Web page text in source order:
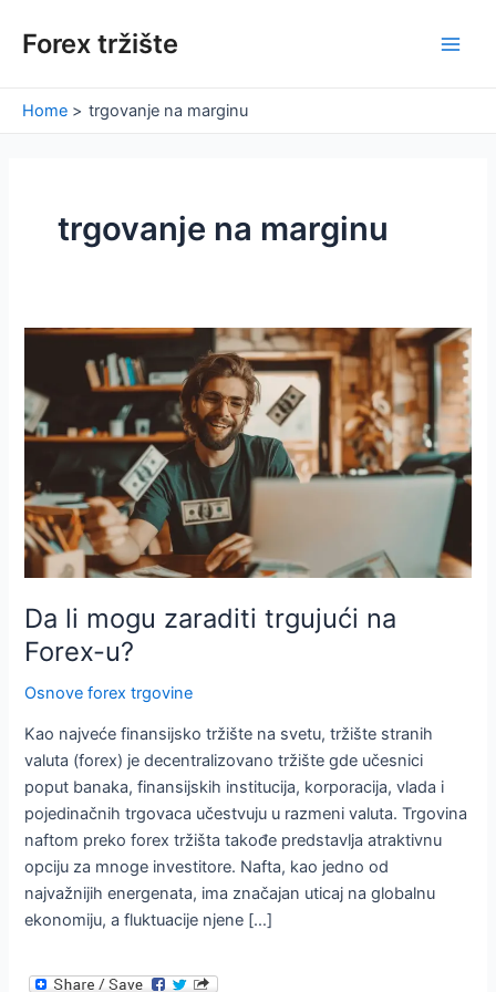
Forex tržište
Home trgovanje na marginu
trgovanje na marginu
Da li mogu zaraditi trgujući na
Forex-u?
Osnove forex trgovine
Kao najveće finansijsko tržište na svetu, tržište stranih
valuta (forex) je decentralizovano tržište gde učesnici
poput banaka, finansijskih institucija, korporacija, vlada i
pojedinačnih trgovaca učestvuju u razmeni valuta. Trgovina
naftom preko forex tržišta takođe predstavlja atraktivnu
opciju za mnoge investitore. Nafta, kao jedno od
najvažnijih energenata, ima značajan uticaj na globalnu
ekonomiju, a fluktuacije njene […]